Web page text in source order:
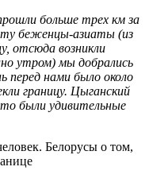
больше трех км за
беженцы-азиаты (из
отсюда возникли
утром) мы добрались
перед нами было около
границу. Цыганский
были удивительные